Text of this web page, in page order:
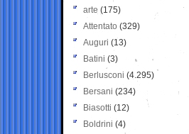
arte (175)
Attentato (329)
Auguri (13)
Batini (3)
Berlusconi (4.295)
Bersani (234)
Biasotti (12)
Boldrini (4)